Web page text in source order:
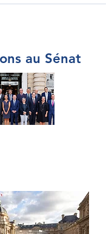
au Sénat